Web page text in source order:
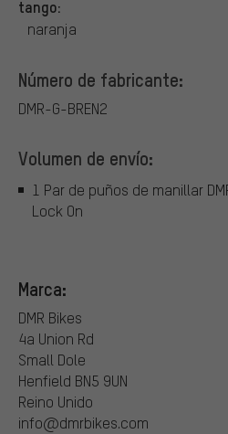
tango:
naranja
Número de fabricante:
DMR-G-BREN2
Volumen de envío:
1 Par de puños de manillar
Lock On
Marca:
DMR Bikes
4a Union Rd
Small Dole
Henfield BN5 9UN
Reino Unido
info@dmrbikes.com